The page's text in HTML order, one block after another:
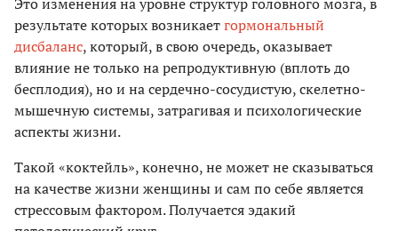
результате которых возникаетгормональный
дисбаланс, который, в свою очередь, оказывает
влияние не только на репродуктивную (вплоть до
бесплодия), но и на сердечно-сосудистую, скелетно-
мышечную системы, затрагивая и психологические
аспекты жизни.
Такой «коктейль», конечно, не может не сказываться
на качестве жизни женщины и сам по себе является
стрессовым фактором. Получается эдакий